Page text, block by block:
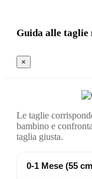
Guida alle taglie
×
Le taglie
bambino e
taglia giusta.
0-1 Mese (55